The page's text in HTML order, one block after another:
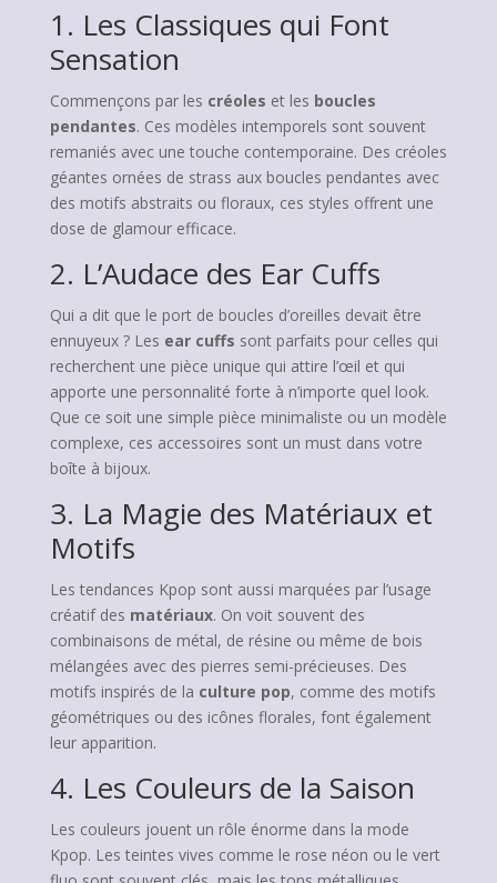
1. Les Classiques qui Font
Sensation
Commençons par les créoles et les boucles
pendantes. Ces modèles intemporels sont souvent
remaniés avec une touche contemporaine. Des créoles
géantes ornées de strass aux boucles pendantes avec
des motifs abstraits ou floraux, ces styles offrent une
dose de glamour efficace.
2. L’Audace des Ear Cuffs
Qui a dit que le port de boucles d’oreilles devait être
ennuyeux ? Les ear cuffs sont parfaits pour celles qui
recherchent une pièce unique qui attire l’œil et qui
apporte une personnalité forte à n’importe quel look.
Que ce soit une simple pièce minimaliste ou un modèle
complexe, ces accessoires sont un must dans votre
boîte à bijoux.
3. La Magie des Matériaux et
Motifs
Les tendances Kpop sont aussi marquées par l’usage
créatif des matériaux. On voit souvent des
combinaisons de métal, de résine ou même de bois
mélangées avec des pierres semi-précieuses. Des
motifs inspirés de la culture pop, comme des motifs
géométriques ou des icônes florales, font également
leur apparition.
4. Les Couleurs de la Saison
Les couleurs jouent un rôle énorme dans la mode
Kpop. Les teintes vives comme le rose néon ou le vert